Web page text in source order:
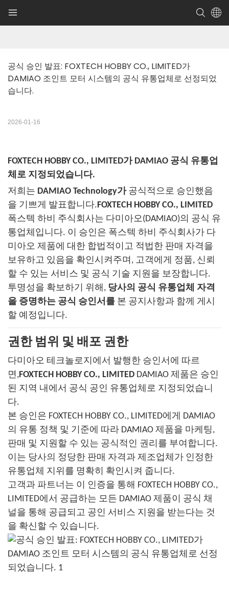
공식 승인 발표: FOXTECH HOBBY CO., LIMITED가
DAMIAO 조인트 모터 시스템의 공식 유통업체로 선정되었
습니다.
2026-01-16
FOXTECH HOBBY CO., LIMITED가 DAMIAO 공식 유통업
체로 지정되었습니다.
저희는 DAMIAO Technology가공식적으로 승인했음
을 기쁘게 발표합니다.FOXTECH HOBBY CO., LIMITED
폭스텍 하비 주식회사는 다미아오(DAMIAO)의 공식 유
통업체입니다. 이 승인은 폭스텍 하비 주식회사가 다
미아오 제품에 대한 합법적이고 적법한 판매 자격을
보유하고 있음을 확인시켜주며, 고객에게 정품, 신뢰
할 수 있는 서비스 및 공식 기술 지원을 보장합니다.
투명성을 확보하기 위해, 당사의 공식 유통업체 자격
을 증명하는 공식 승인서를 본 공지사항과 함께 게시
할 예정입니다.
권한 범위 및 배포 권한
다미아오 테크놀로지에서 발행한 승인서에 따르
면,FOXTECH HOBBY CO., LIMITED DAMIAO 제품은 승인
된 지역 내에서 공식 공인 유통업체로 지정되었습니
다.
본 승인은 FOXTECH HOBBY CO., LIMITED에게 DAMIAO
의 유통 정책 및 기준에 따라 DAMIAO 제품을 마케팅,
판매 및 지원할 수 있는 공식적인 권리를 부여합니다.
이는 당사의 정당한 판매 자격과 제조업체가 인정한
유통업체 지위를 명확히 확인시켜 줍니다.
고객과 파트너는 이 인증을 통해 FOXTECH HOBBY CO.,
LIMITED에서 공급하는 모든 DAMIAO 제품이 공식 채
널을 통해 공급되고 공인 서비스 지원을 받는다는 것
을 확신할 수 있습니다.